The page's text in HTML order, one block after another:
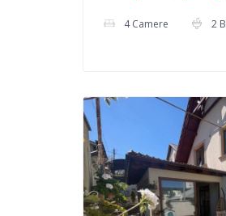
4 Camere 2